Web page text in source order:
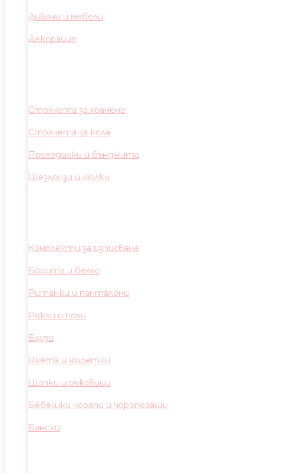
Дивани и мебели
Декорация
Столчета за хранене
Столчета за кола
Проходилки и бънджита
Шезлонзи и люлки
Комплекти за изписване
Бодита и бельо
Ританки и панталони
Рокли и поли
Блузи
Якета и жилетки
Шапки и ръкавици
Бебешки чорапи и чоропогащи
Бански